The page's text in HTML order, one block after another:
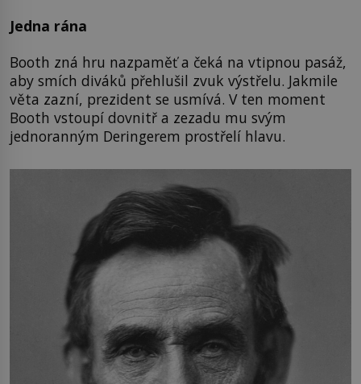
Jedna rána
Booth zná hru nazpaměť a čeká na vtipnou pasáž,
aby smích diváků přehlušil zvuk výstřelu. Jakmile
věta zazní, prezident se usmívá. V ten moment
Booth vstoupí dovnitř a zezadu mu svým
jednoranným Deringerem prostřelí hlavu.